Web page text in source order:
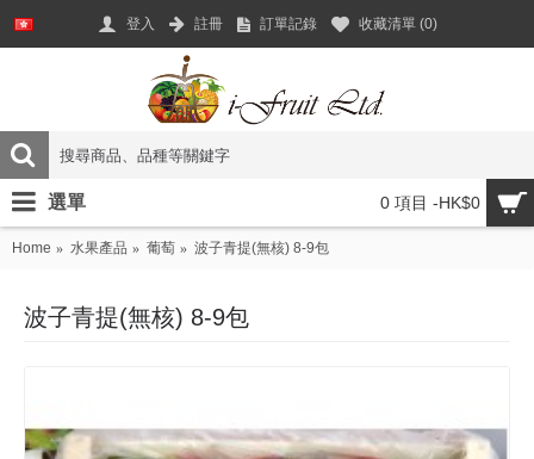
登入 註冊 訂單記錄 收藏清單 (0)
0 項目 -HK$0
選單
Home 水果產品 葡萄 波子青提(無核) 8-9包
波子青提(無核) 8-9包